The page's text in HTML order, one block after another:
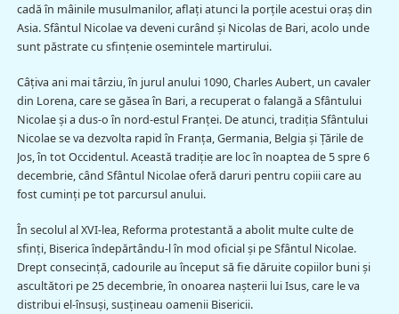
cadă în mâinile musulmanilor, aflaţi atunci la porțile acestui oraş din
Asia. Sfântul Nicolae va deveni curând şi Nicolas de Bari, acolo unde
sunt păstrate cu sfinţenie osemintele martirului.
Câțiva ani mai târziu, în jurul anului 1090, Charles Aubert, un cavaler
din Lorena, care se găsea în Bari, a recuperat o falangă a Sfântului
Nicolae și a dus-o în nord-estul Franţei. De atunci, tradiţia Sfântului
Nicolae se va dezvolta rapid în Franța, Germania, Belgia și Țările de
Jos, în tot Occidentul. Această tradiţie are loc în noaptea de 5 spre 6
decembrie, când Sfântul Nicolae oferă daruri pentru copiii care au
fost cuminţi pe tot parcursul anului.
În secolul al XVI-lea, Reforma protestantă a abolit multe culte de
sfinți, Biserica îndepărtându-l în mod oficial şi pe Sfântul Nicolae.
Drept consecinţă, cadourile au început să fie dăruite copiilor buni şi
ascultători pe 25 decembrie, în onoarea nașterii lui Isus, care le va
distribui el-însuși, susţineau oamenii Bisericii.